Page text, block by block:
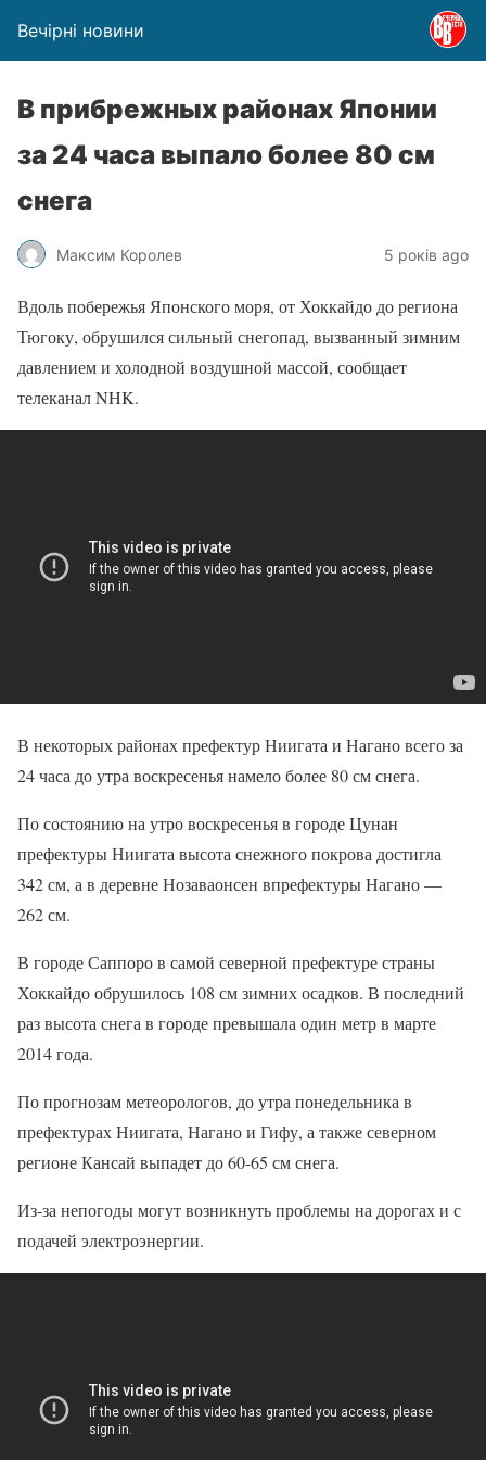
Вечірні новини
В прибрежных районах Японии
за 24 часа выпало более 80 см
снега
Максим Королев 5 років ago
Вдоль побережья Японского моря, от Хоккайдо до региона
Тюгоку, обрушился сильный снегопад, вызванный зимним
давлением и холодной воздушной массой, сообщает
телеканал NHK.
В некоторых районах префектур Ниигата и Нагано всего за
24 часа до утра воскресенья намело более 80 см снега.
По состоянию на утро воскресенья в городе Цунан
префектуры Ниигата высота снежного покрова достигла
342 см, а в деревне Нозаваонсен впрефектуры Нагано —
262 см.
В городе Саппоро в самой северной префектуре страны
Хоккайдо обрушилось 108 см зимних осадков. В последний
раз высота снега в городе превышала один метр в марте
2014 года.
По прогнозам метеорологов, до утра понедельника в
префектурах Ниигата, Нагано и Гифу, а также северном
регионе Кансай выпадет до 60-65 см снега.
Из-за непогоды могут возникнуть проблемы на дорогах и с
подачей электроэнергии.